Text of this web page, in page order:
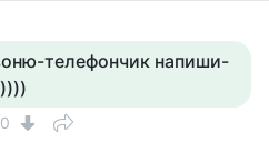
телефончик напиши-
0